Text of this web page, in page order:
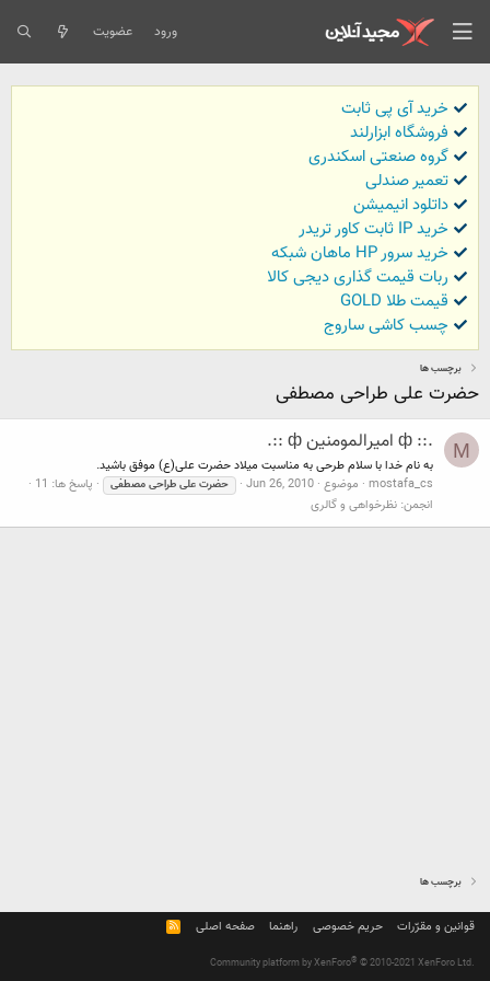
ورود عضویت
خرید آی پی ثابت
فروشگاه ابزارلند
گروه صنعتی اسکندری
تعمیر صندلی
داتلود انیمیشن
خرید IP ثابت کاور تریدر
خرید سرور HP ماهان شبکه
ربات قیمت گذاری دیجی کالا
قیمت طلا GOLD
چسب کاشی ساروج
برچسب ها
حضرت علی طراحی مصطفی
M .:: ф امیرالمومنین ф ::.
به نام خدا با سلام طرحی به مناسبت میلاد حضرت علی(ع) موفق باشید.
mostafa_cs موضوع Jun 26, 2010 حضرت علی طراحی مصطفی
پاسخ ها: 11
انجمن: نظرخواهی و گالری
برچسب ها
قوانین و مقرّرات حریم خصوصی راهنما صفحه اصلی
R
S
Community platform by XenForo® © 2010-2021 XenForo Ltd.